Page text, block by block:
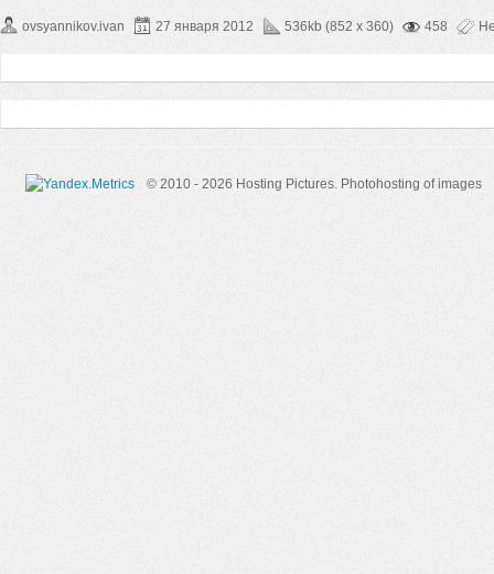
ovsyannikov.ivan 27 января 2012 536kb (852 x 360) 458
© 2010 - 2026 Hosting Pictures. Photohosting of images